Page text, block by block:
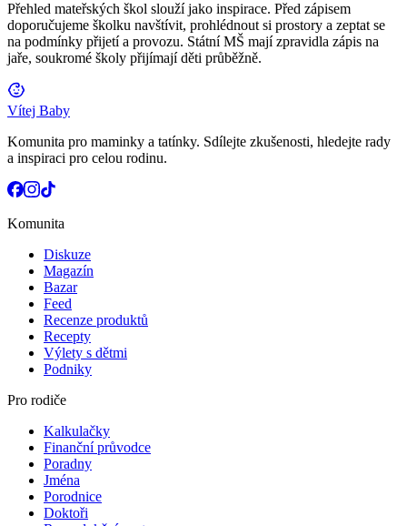
Přehled mateřských škol slouží jako inspirace. Před zápisem
doporučujeme školku navštívit, prohlédnout si prostory a zeptat se
na podmínky přijetí a provozu. Státní MŠ mají zpravidla zápis na
jaře, soukromé školy přijímají děti průběžně.
Vítej Baby
Komunita pro maminky a tatínky. Sdílejte zkušenosti, hledejte rady
a inspiraci pro celou rodinu.
Komunita
Diskuze
Magazín
Bazar
Feed
Recenze produktů
Recepty
Výlety s dětmi
Podniky
Pro rodiče
Kalkulačky
Finanční průvodce
Poradny
Jména
Porodnice
Doktoři